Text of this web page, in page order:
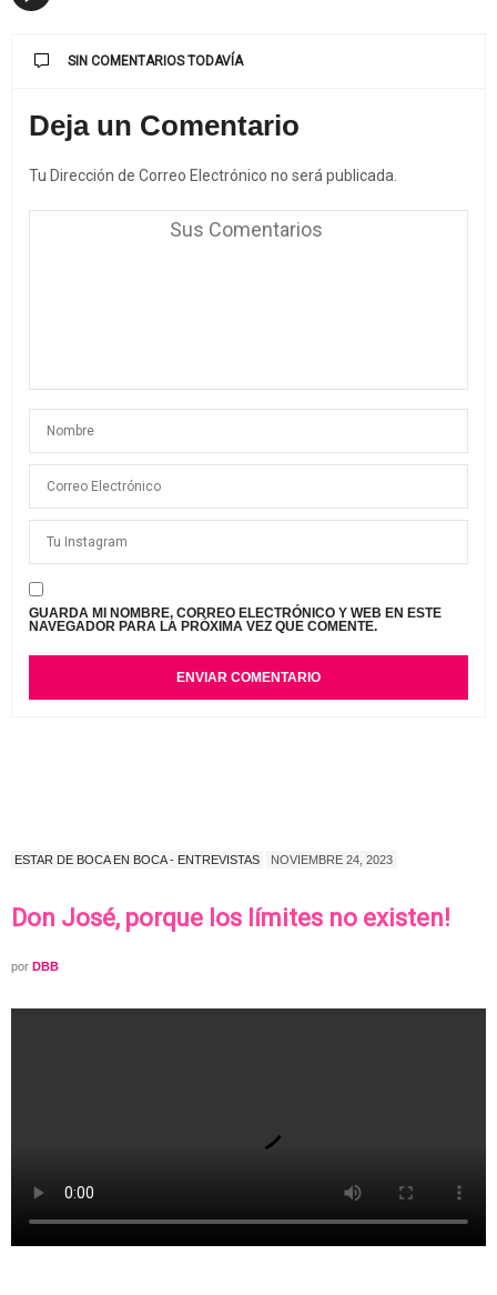
SIN COMENTARIOS TODAVÍA
Deja un Comentario
Tu Dirección de Correo Electrónico no será publicada.
GUARDA MI NOMBRE, CORREO ELECTRÓNICO Y WEB EN ESTE
NAVEGADOR PARA LA PRÓXIMA VEZ QUE COMENTE.
ESTAR DE BOCA EN BOCA - ENTREVISTAS NOVIEMBRE 24, 2023
Don José, porque los límites no existen!
por DBB